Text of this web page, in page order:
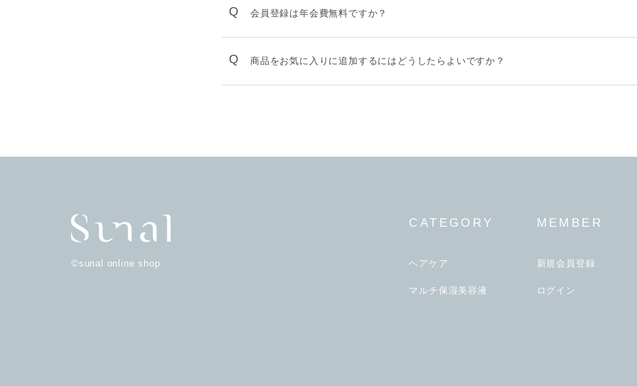
Q 会員登録は年会費無料ですか？
Q 商品をお気に入りに追加するにはどうしたらよいですか？
©sunal online shop
CATEGORY
ヘアケア
マルチ保湿美容液
MEMBER
新規会員登録
ログイン